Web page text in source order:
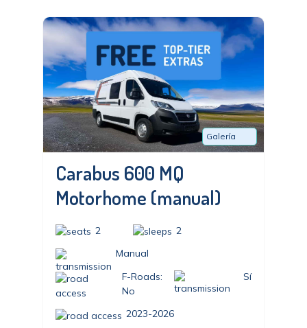
Galería
Carabus 600 MQ
Motorhome (manual)
2
2
Manual
F-Roads:
No
Sí
2023-2026